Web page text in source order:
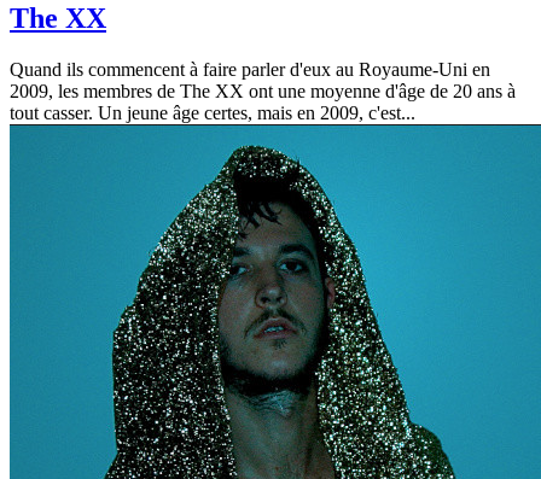
The XX
Quand ils commencent à faire parler d'eux au Royaume-Uni en
2009, les membres de The XX ont une moyenne d'âge de 20 ans à
tout casser. Un jeune âge certes, mais en 2009, c'est...